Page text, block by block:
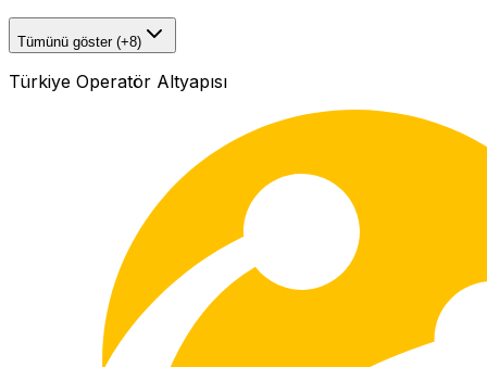
Tümünü göster (+8)
Türkiye Operatör Altyapısı